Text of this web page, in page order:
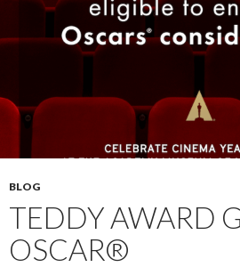
BLOG
TEDDY AWARD
OSCAR®